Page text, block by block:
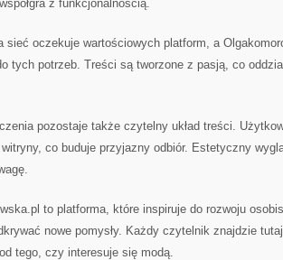
z funkcjonalnością.
sieć oczekuje wartościowych platform, a
tych potrzeb. Treści są tworzone z pasją, co
pozostaje także czytelny układ treści.
co buduje przyjazny odbiór. Estetyczny
to platforma, które inspiruje do rozwoju
nowe pomysły. Każdy czytelnik znajdzie
tego, czy interesuje się modą.